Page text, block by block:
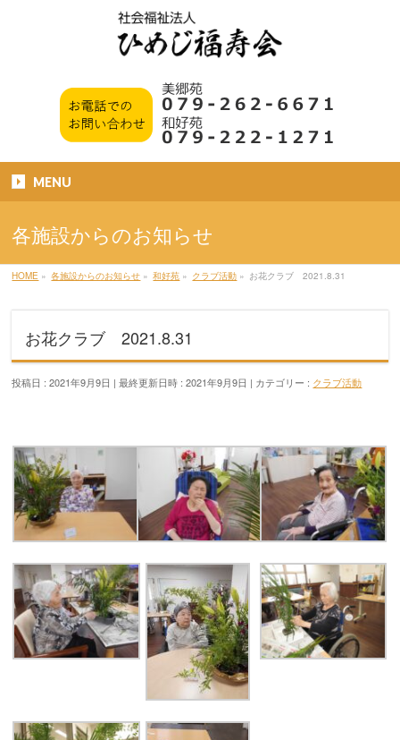
MENU
各施設からのお知らせ
HOME » 各施設からのお知らせ » 和好苑 » クラブ活動 » お花クラブ 2021.8.31
お花クラブ 2021.8.31
投稿日 : 2021年9月9日 最終更新日時 : 2021年9月9日 カテゴリー : クラブ活動